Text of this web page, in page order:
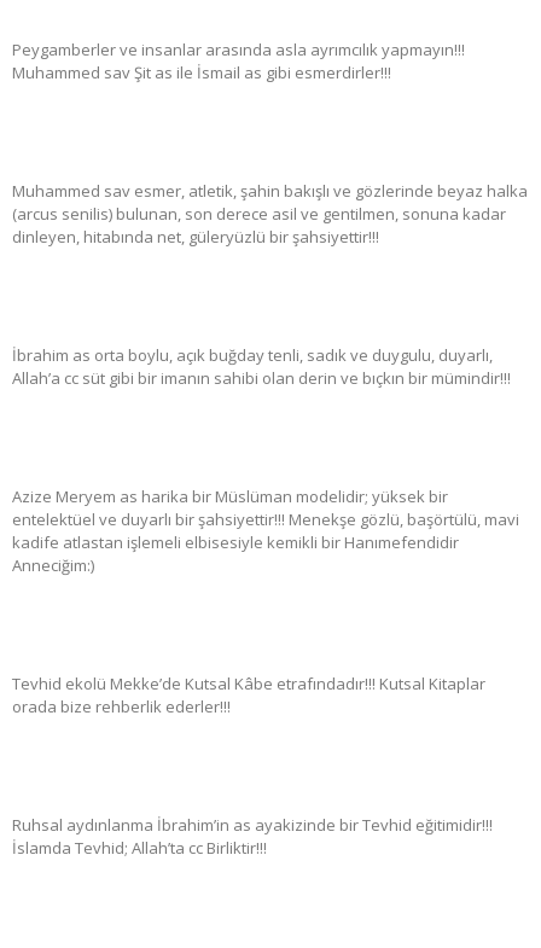
Peygamberler ve insanlar arasında asla ayrımcılık yapmayın!!!
Muhammed sav Şit as ile İsmail as gibi esmerdirler!!!
Muhammed sav esmer, atletik, şahin bakışlı ve gözlerinde beyaz halka
(arcus senilis) bulunan, son derece asil ve gentilmen, sonuna kadar
dinleyen, hitabında net, güleryüzlü bir şahsiyettir!!!
İbrahim as orta boylu, açık buğday tenli, sadık ve duygulu, duyarlı,
Allah’a cc süt gibi bir imanın sahibi olan derin ve bıçkın bir mümindir!!!
Azize Meryem as harika bir Müslüman modelidir; yüksek bir
entelektüel ve duyarlı bir şahsiyettir!!! Menekşe gözlü, başörtülü, mavi
kadife atlastan işlemeli elbisesiyle kemikli bir Hanımefendidir
Anneciğim:)
Tevhid ekolü Mekke’de Kutsal Kâbe etrafındadır!!! Kutsal Kitaplar
orada bize rehberlik ederler!!!
Ruhsal aydınlanma İbrahim’in as ayakizinde bir Tevhid eğitimidir!!!
İslamda Tevhid; Allah’ta cc Birliktir!!!